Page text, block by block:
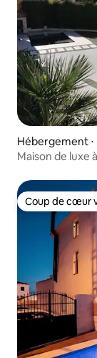
Hébergement ⋅
Maison de luxe
Coup de cœur
Coup de cœur